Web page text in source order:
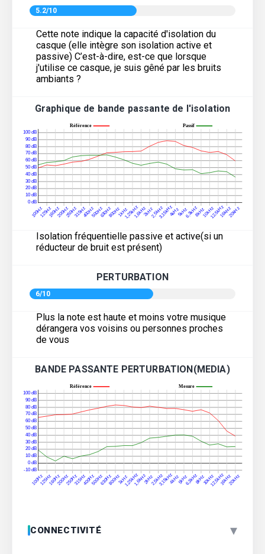
5.2/10
Cette note indique la capacité d'isolation du
casque (elle intègre son isolation active et
passive) C’est-à-dire, est-ce que lorsque
j'utilise ce casque, je suis gêné par les bruits
ambiants ?
Graphique de bande passante de l'isolation
Isolation fréquentielle passive et active(si un
réducteur de bruit est présent)
PERTURBATION
6/10
Plus la note est haute et moins votre musique
dérangera vos voisins ou personnes proches
de vous
BANDE PASSANTE PERTURBATION(MEDIA)
CONNECTIVITÉ ▾